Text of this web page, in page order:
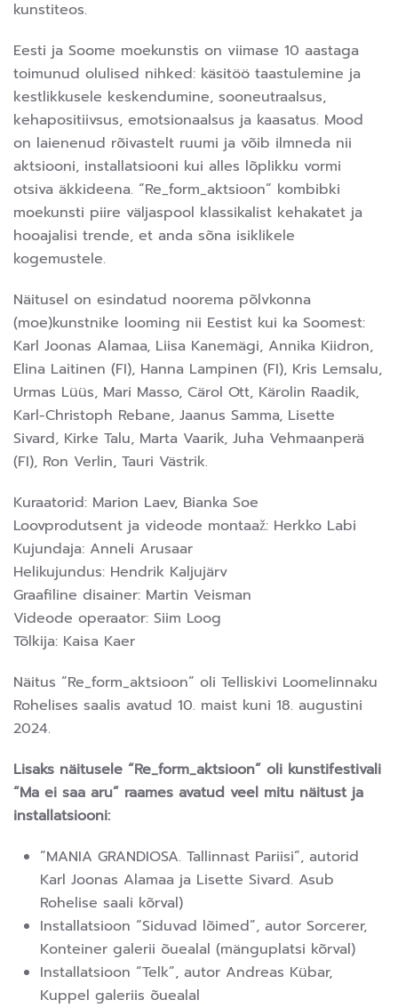
kunstiteos.
Eesti ja Soome moekunstis on viimase 10 aastaga
toimunud olulised nihked: käsitöö taastulemine ja
kestlikkusele keskendumine, sooneutraalsus,
kehapositiivsus, emotsionaalsus ja kaasatus. Mood
on laienenud rõivastelt ruumi ja võib ilmneda nii
aktsiooni, installatsiooni kui alles lõplikku vormi
otsiva äkkideena. “Re_form_aktsioon” kombibki
moekunsti piire väljaspool klassikalist kehakatet ja
hooajalisi trende, et anda sõna isiklikele
kogemustele.
Näitusel on esindatud noorema põlvkonna
(moe)kunstnike looming nii Eestist kui ka Soomest:
Karl Joonas Alamaa, Liisa Kanemägi, Annika Kiidron,
Elina Laitinen (FI), Hanna Lampinen (FI), Kris Lemsalu,
Urmas Lüüs, Mari Masso, Cärol Ott, Kärolin Raadik,
Karl-Christoph Rebane, Jaanus Samma, Lisette
Sivard, Kirke Talu, Marta Vaarik, Juha Vehmaanperä
(FI), Ron Verlin, Tauri Västrik.
Kuraatorid: Marion Laev, Bianka Soe
Loovprodutsent ja videode montaaž: Herkko Labi
Kujundaja: Anneli Arusaar
Helikujundus: Hendrik Kaljujärv
Graafiline disainer: Martin Veisman
Videode operaator: Siim Loog
Tõlkija: Kaisa Kaer
Näitus “Re_form_aktsioon” oli Telliskivi Loomelinnaku
Rohelises saalis avatud 10. maist kuni 18. augustini
2024.
Lisaks näitusele “Re_form_aktsioon” oli kunstifestivali
“Ma ei saa aru” raames avatud veel mitu näitust ja
installatsiooni:
“MANIA GRANDIOSA. Tallinnast Pariisi”, autorid
Karl Joonas Alamaa ja Lisette Sivard. Asub
Rohelise saali kõrval)
Installatsioon “Siduvad lõimed”, autor Sorcerer,
Konteiner galerii õuealal (mänguplatsi kõrval)
Installatsioon “Telk”, autor Andreas Kübar,
Kuppel galeriis õuealal